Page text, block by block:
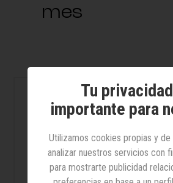
mes
Lo + leído
14 sandalias
bonitas para
día sin sacrificar
Tu
importante para
Utilizamos cookies propias y
analizar nuestros servicios con
para mostrarte publicidad